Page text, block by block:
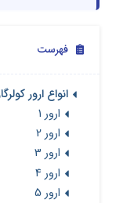
فهرست
انواع ارور
ارور 1
ارور 2
ارور 3
ارور 4
ارور 5